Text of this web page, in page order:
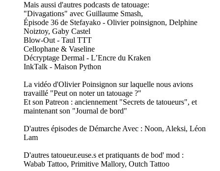
Mais aussi d'autres podcasts de tatouage:
"Divagations" avec Guillaume Smash,
Épisode 36 de Stefayako - Olivier poinsignon, Delphine
Noiztoy, Gaby Castel
Blow-Out - Taul TTT
Cellophane & Vaseline
Décryptage Dermal - L’Encre du Kraken
InkTalk - Maison Python
La vidéo d'Olivier Poinsignon sur laquelle nous avions
travaillé "Peut on noter un tatouage ?"
Et son Patreon : anciennement "Secrets de tatoueurs", et
maintenant son "Journal de bord"
D'autres épisodes de Démarche Avec : Noon, Aleksi, Léon
Lam
D'autres tatoueur.euse.s et pratiquants de bod' mod :
Wabab Tattoo, Primitive Mallory, Outch Tattoo